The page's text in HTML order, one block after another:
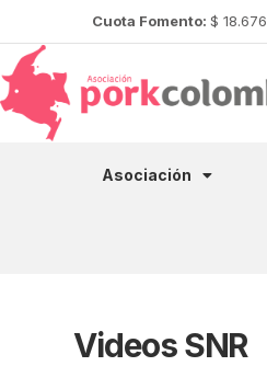
Cuota Fomento: $ 18.676
Asociación
Videos SNR